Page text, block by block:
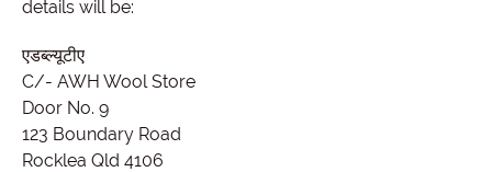
details will be:
एडब्ल्यूटीए
C/- AWH Wool Store
Door No. 9
123 Boundary Road
Rocklea Qld 4106